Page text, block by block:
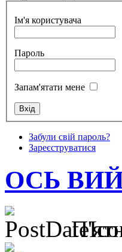
Ім'я користувача
Пароль
Запам'ятати мене
Забули свій пароль?
Зареєструватися
ОСЬ